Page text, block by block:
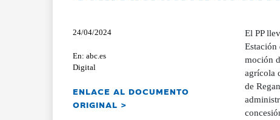
24/04/2024
En: abc.es
Digital
ENLACE AL DOCUMENTO
ORIGINAL >
El PP
Estación
moción
agrícola
de